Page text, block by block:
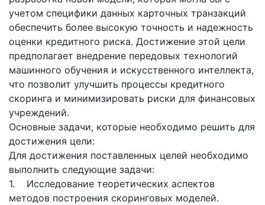
учетом специфики данных карточных транзакций
обеспечить более высокую точность и надежность
оценки кредитного риска. Достижение этой цели
предполагает внедрение передовых технологий
машинного обучения и искусственного интеллекта,
что позволит улучшить процессы кредитного
скоринга и минимизировать риски для финансовых
учреждений.
Основные задачи, которые необходимо решить для
достижения цели:
Для достижения поставленных целей необходимо
выполнить следующие задачи:
1. Исследование теоретических аспектов
методов построения скоринговых моделей.